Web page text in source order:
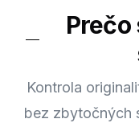
Kontrola
bez zbytočných